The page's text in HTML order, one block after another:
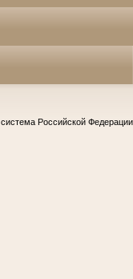
Российской